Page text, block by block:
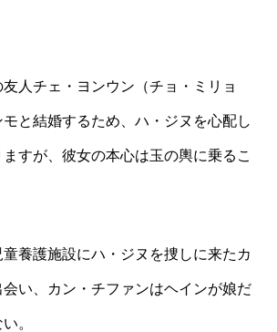
人チェ・ヨンウン（チョ・ミリョ
と結婚するため、ハ・ジヌを心配し
すが、彼女の本心は玉の輿に乗るこ
養護施設にハ・ジヌを捜しに来たカ
い、カン・チファンはヘインが娘だ
。